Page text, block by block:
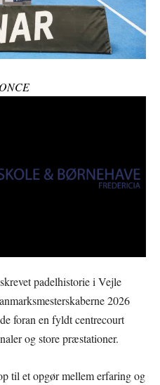
padelhistorie i Vejle
2026
foran en fyldt centrecourt
og store præstationer.
til et opgør mellem erfaring og